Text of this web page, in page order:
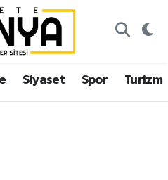
Siyaset Spor Turizm
ve Fikstür